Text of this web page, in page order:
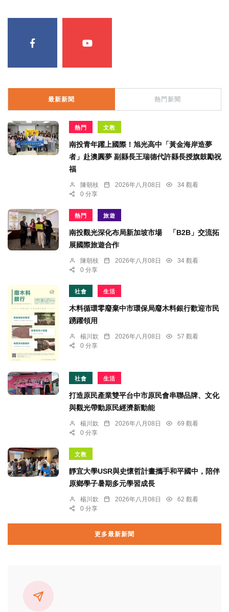
最新新聞 熱門新聞
熱門 文教
南投青年躍上國際！旭光高中「黃金海岸造夢
者」赴澳圓夢 副縣長王瑞德代許縣長授旗鼓勵祝
福
陳朝枝 2026年八月08日
34 觀看
0 分享
熱門 旅遊
南投觀光深化布局新加坡市場 「B2B」交流拓
展國際旅遊合作
陳朝枝 2026年八月08日
34 觀看
0 分享
社會 生活
木料循環零廢棄中市環保局廢木料銀行歡迎市民
踴躍領用
楊川欽 2026年八月08日
57 觀看
0 分享
社會 生活
打造原民產業雙平台中市原民會串聯品牌、文化
與觀光帶動原民經濟新動能
楊川欽 2026年八月08日
69 觀看
0 分享
文教
靜宜大學USR與史懷哲計畫攜手和平國中，陪伴
原鄉學子暑期多元學習成長
楊川欽 2026年八月08日
62 觀看
0 分享
更多最新新聞